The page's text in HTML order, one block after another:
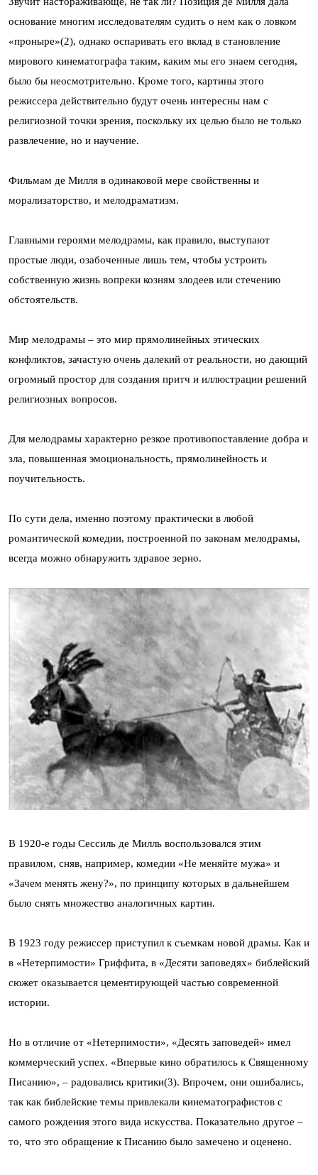
основание многим исследователям судить о нем как о ловком
«проныре»(2), однако оспаривать его вклад в становление
мирового кинематографа таким, каким мы его знаем сегодня,
было бы неосмотрительно. Кроме того, картины этого
режиссера действительно будут очень интересны нам с
религиозной точки зрения, поскольку их целью было не только
развлечение, но и научение.
Фильмам де Милля в одинаковой мере свойственны и
морализаторство, и мелодраматизм.
Главными героями мелодрамы, как правило, выступают
простые люди, озабоченные лишь тем, чтобы устроить
собственную жизнь вопреки козням злодеев или стечению
обстоятельств.
Мир мелодрамы – это мир прямолинейных этических
конфликтов, зачастую очень далекий от реальности, но дающий
огромный простор для создания притч и иллюстрации решений
религиозных вопросов.
Для мелодрамы характерно резкое противопоставление добра и
зла, повышенная эмоциональность, прямолинейность и
поучительность.
По сути дела, именно поэтому практически в любой
романтической комедии, построенной по законам мелодрамы,
всегда можно обнаружить здравое зерно.
В 1920-е годы Сессиль де Милль воспользовался этим
правилом, сняв, например, комедии «Не меняйте мужа» и
«Зачем менять жену?», по принципу которых в дальнейшем
было снять множество аналогичных картин.
В 1923 году режиссер приступил к съемкам новой драмы. Как и
в «Нетерпимости» Гриффита, в «Десяти заповедях» библейский
сюжет оказывается цементирующей частью современной
истории.
Но в отличие от «Нетерпимости», «Десять заповедей» имел
коммерческий успех. «Впервые кино обратилось к Священному
Писанию», – радовались критики(3). Впрочем, они ошибались,
так как библейские темы привлекали кинематографистов с
самого рождения этого вида искусства. Показательно другое –
то, что это обращение к Писанию было замечено и оценено.